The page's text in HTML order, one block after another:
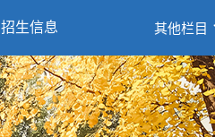
招生信息 其他栏目